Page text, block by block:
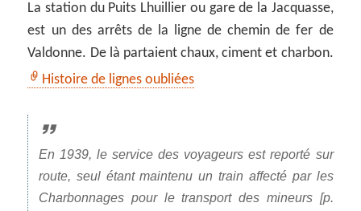
La station du Puits Lhuillier ou gare de la Jacquasse,
est un des arrêts de la ligne de chemin de fer de
Valdonne. De là partaient chaux, ciment et charbon.
Histoire de lignes oubliées
En 1939, le service des voyageurs est reporté sur
route, seul étant maintenu un train affecté par les
Charbonnages pour le transport des mineurs [p.